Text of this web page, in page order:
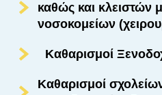
καθώς και κλειστών
νοσοκομείων
Καθαρισμοί
Καθαρισμοί